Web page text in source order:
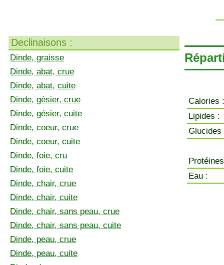
Declinaisons :
Dinde, graisse
Dinde, abat, crue
Dinde, abat, cuite
Dinde, gésier, crue
Dinde, gésier, cuite
Dinde, coeur, crue
Dinde, coeur, cuite
Dinde, foie, cru
Dinde, foie, cuite
Dinde, chair, crue
Dinde, chair, cuite
Dinde, chair, sans peau, crue
Dinde, chair, sans peau, cuite
Dinde, peau, crue
Dinde, peau, cuite
Calories :
Lipides :
Glucides
Eau :